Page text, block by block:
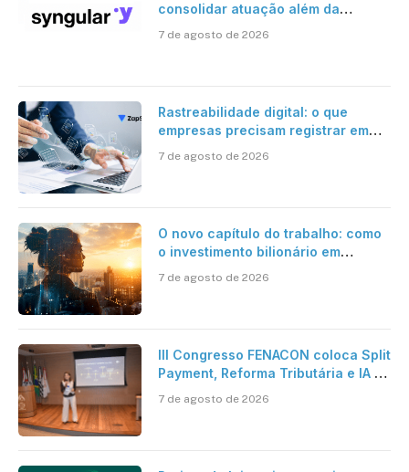
consolidar atuação além da
certificação digital
7 de agosto de 2026
Rastreabilidade digital: o que
empresas precisam registrar em
jornadas digitais?
7 de agosto de 2026
O novo capítulo do trabalho: como
o investimento bilionário em
verdadeira era da inteligência
7 de agosto de 2026
III Congresso FENACON coloca Split
Payment, Reforma Tributária e IA no
7 de agosto de 2026